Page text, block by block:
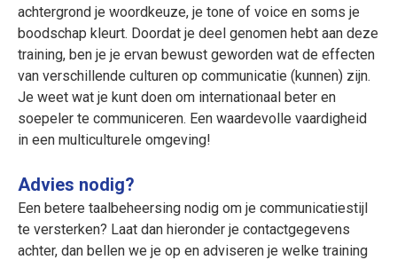
achtergrond je woordkeuze, je tone of voice en soms je
boodschap kleurt. Doordat je deel genomen hebt aan deze
training, ben je je ervan bewust geworden wat de effecten
van verschillende culturen op communicatie (kunnen) zijn.
Je weet wat je kunt doen om internationaal beter en
soepeler te communiceren. Een waardevolle vaardigheid
in een multiculturele omgeving!
Advies nodig?
Een betere taalbeheersing nodig om je communicatiestijl
te versterken? Laat dan hieronder je contactgegevens
achter, dan bellen we je op en adviseren je welke training